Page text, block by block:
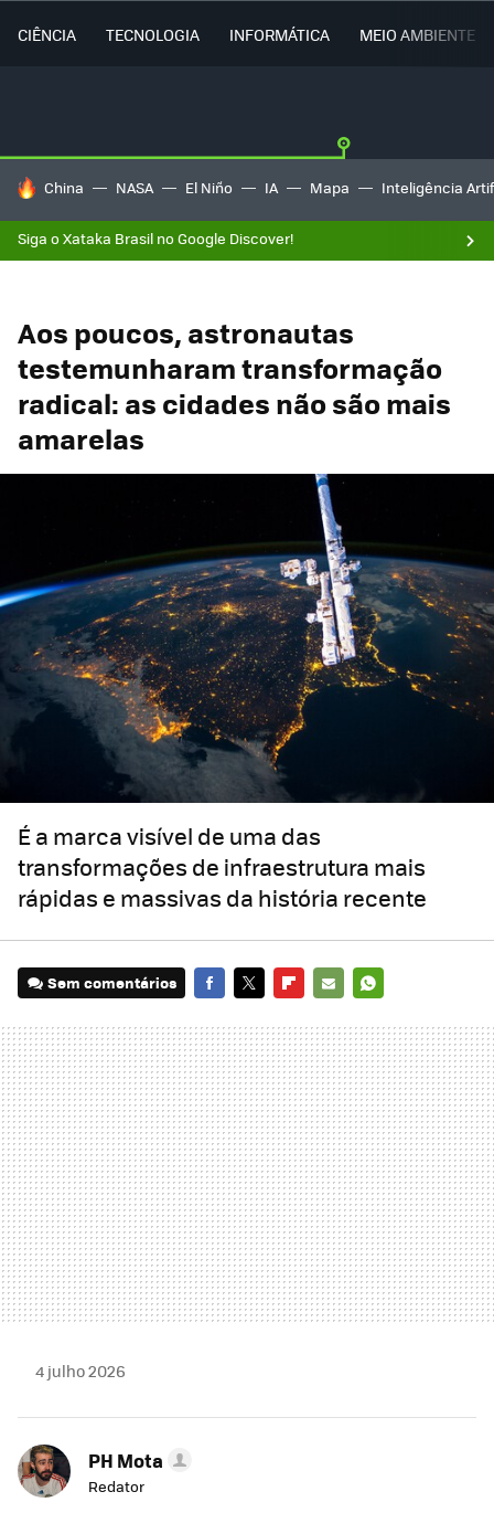
CIÊNCIA TECNOLOGIA INFORMÁTICA MEIO AMBIENTE
TENDÊNCIAS DO DIA
China NASA El Niño IA Mapa Inteligência
Siga o Xataka Brasil no Google Discover!
Aos poucos, astronautas
testemunharam transformação
radical: as cidades não são mais
amarelas
É a marca visível de uma das
transformações de infraestrutura mais
rápidas e massivas da história recente
Sem comentários
MAIL
4 julho 2026
PH Mota
Redator